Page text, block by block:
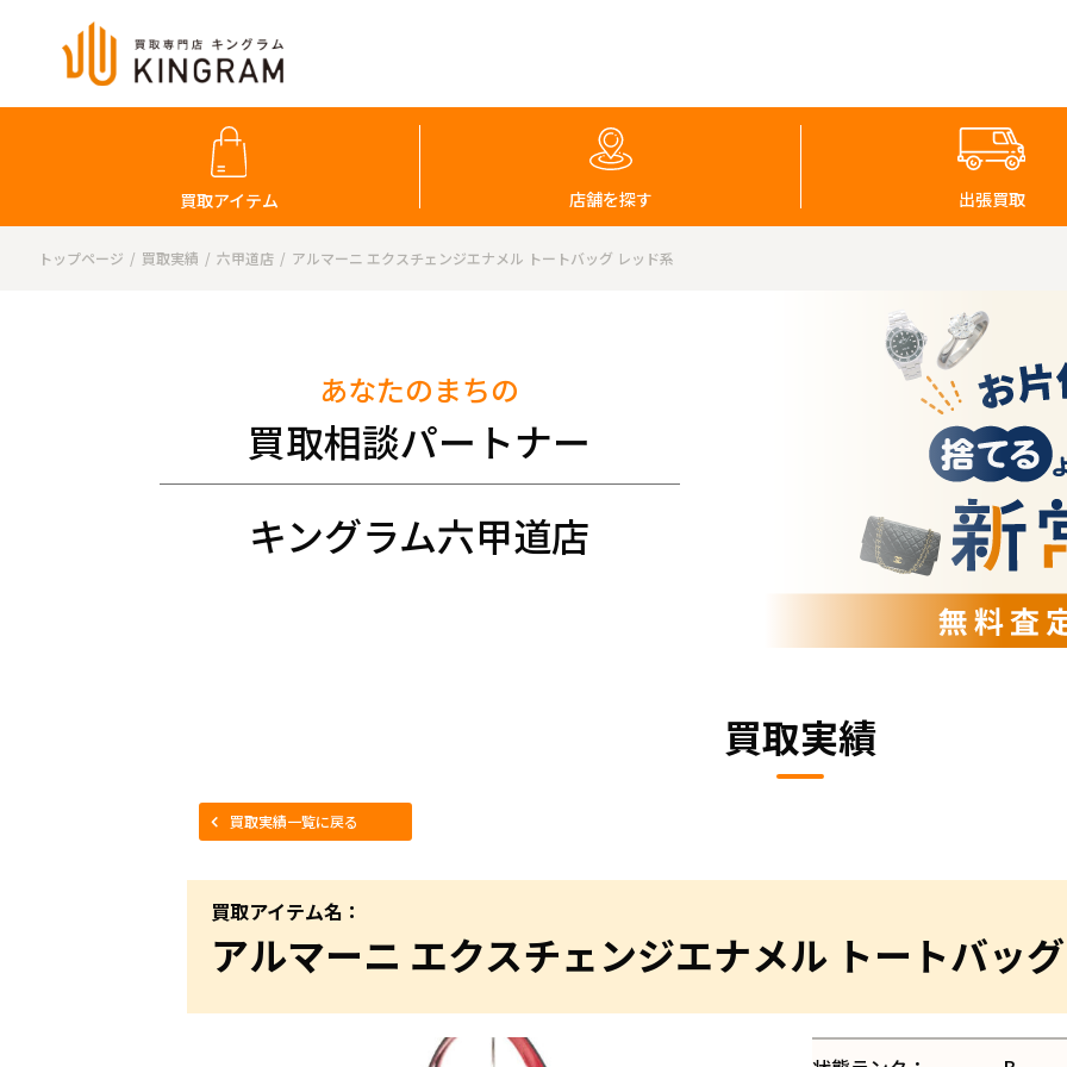
買取アイテム 店舗を探す 出張買取
トップページ 買取実績 六甲道店 アルマーニ エクスチェンジエナメル トートバッグ レッド系
キングラム六甲道店
あなたのまちの
買取相談パートナー
買取実績
買取実績一覧に戻る
買取アイテム名：
アルマーニ エクスチェンジエナメル トートバッ